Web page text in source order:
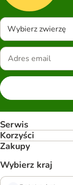
Wybierz zwierzę
Serwis
Korzyści
Zakupy
Wybierz kraj